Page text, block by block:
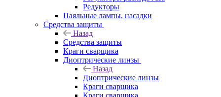
Редукторы
Паяльные лампы, насадки
Средства защиты
Назад
Средства защиты
Краги сварщика
Диоптрические линзы
Назад
Диоптрические линзы
Краги сварщика
Краги сварщика